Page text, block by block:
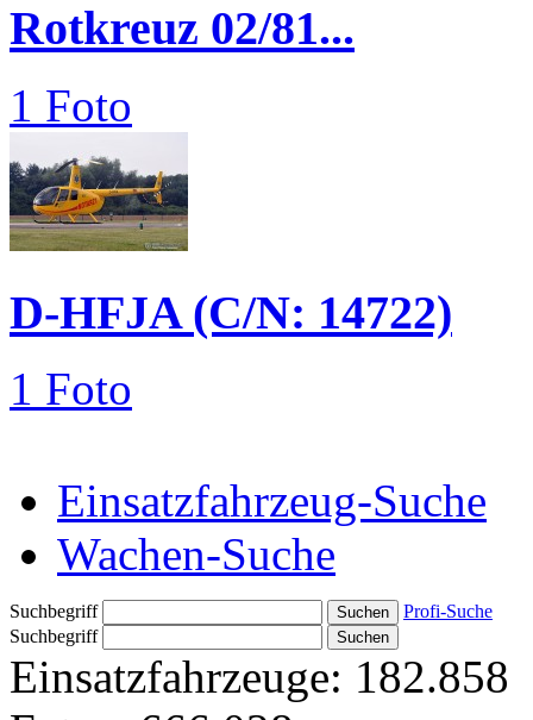
Rotkreuz 02/81...
1 Foto
D-HFJA (C/N: 14722)
1 Foto
Einsatzfahrzeug-Suche
Wachen-Suche
Suchbegriff
Profi-Suche
Suchbegriff
Einsatzfahrzeuge: 182.858